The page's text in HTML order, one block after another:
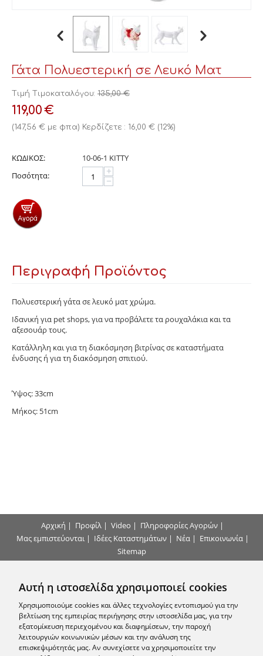
Αυτή η ιστοσελίδα χρησιμοποιεί cookies
Χρησιμοποιούμε cookies και άλλες τεχνολογίες εντοπισμού για την
βελτίωση της εμπειρίας περιήγησης στην ιστοσελίδα μας, για την
εξατομίκευση περιεχομένου και διαφημίσεων, την παροχή
λειτουργιών κοινωνικών μέσων και την ανάλυση της
επισκεψιμότητάς μας. Αν συνεχίσετε να χρησιμοποιείτε την
Γάτα Πολυεστερική σε Λευκό Ματ
Τιμή Τιμοκαταλόγου: 135,00 €
119,00€
(147,56 € με φπα) Κερδίζετε : 16,00 € (12%)
ΚΩΔΙΚΟΣ:
10-06-1 KITTY
Ποσότητα:
+
−
Περιγραφή Προϊόντος
Πολυεστερική γάτα σε λευκό ματ χρώμα.
Ιδανική για pet shops, για να προβάλετε τα ρουχαλάκια και τα
αξεσουάρ τους.
Κατάλληλη και για τη διακόσμηση βιτρίνας σε καταστήματα
ένδυσης ή για τη διακόσμηση σπιτιού.
Ύψος: 33cm
Μήκος: 51cm
Αρχική | Προφίλ | Video | Πληροφορίες Αγορών |
Μας εμπιστεύονται| Ιδέες Καταστημάτων| Νέα| Επικοινωνία|
Sitemap
Επικοινωνήστε μαζί μας
Εγγραφείτε στο Newsletter μας